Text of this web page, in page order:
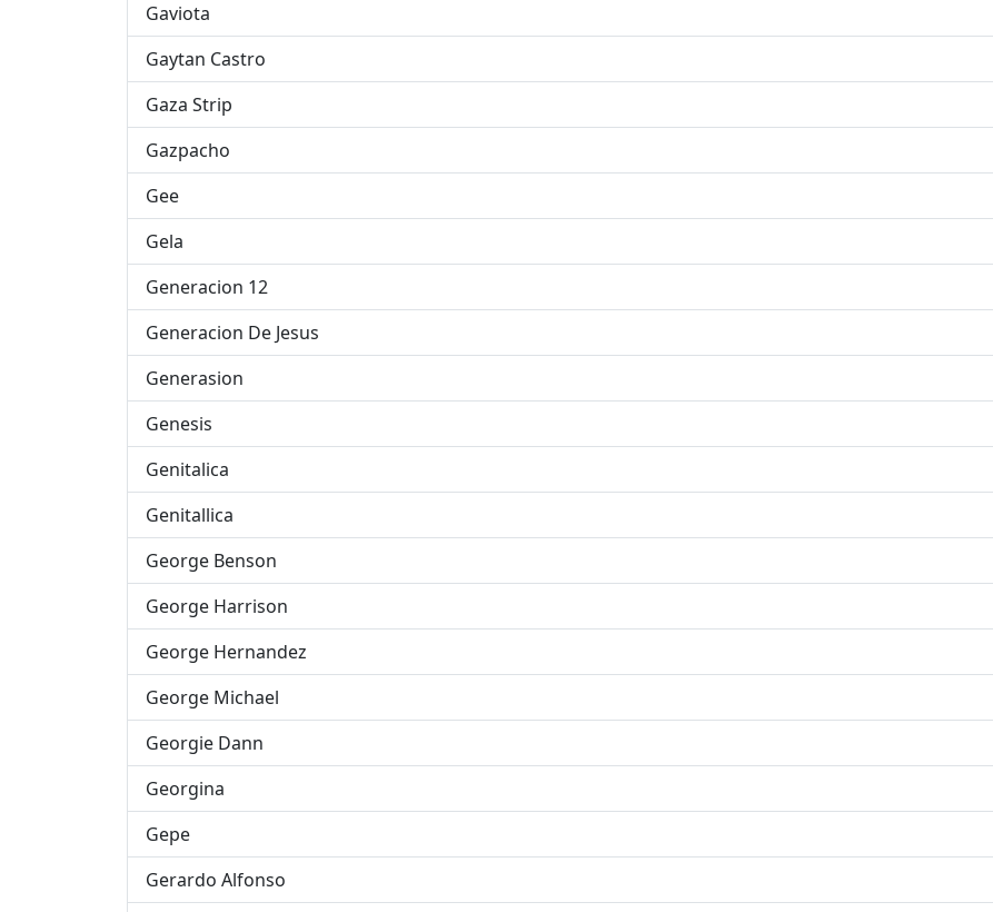
Gaviota
Gaytan Castro
Gaza Strip
Gazpacho
Gee
Gela
Generacion 12
Generacion De Jesus
Generasion
Genesis
Genitalica
Genitallica
George Benson
George Harrison
George Hernandez
George Michael
Georgie Dann
Georgina
Gepe
Gerardo Alfonso